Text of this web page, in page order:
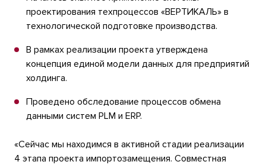
проектирования техпроцессов «ВЕРТИКАЛЬ» в
технологической подготовке производства.
В рамках реализации проекта утверждена
концепция единой модели данных для предприятий
холдинга.
Проведено обследование процессов обмена
данными систем PLM и ERP.
«Сейчас мы находимся в активной стадии реализации
4 этапа проекта импортозамещения. Совместная